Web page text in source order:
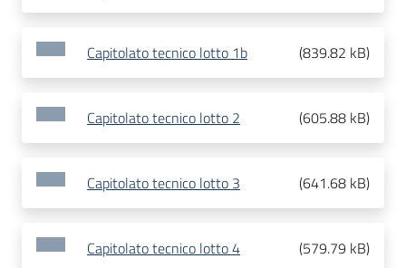
Capitolato tecnico lotto 1b (839.82 kB)
Capitolato tecnico lotto 2 (605.88 kB)
Capitolato tecnico lotto 3 (641.68 kB)
Capitolato tecnico lotto 4 (579.79 kB)